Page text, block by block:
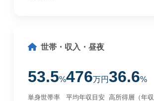
世帯・収入・昼夜
53.5%
単身世帯率
476万円
平均年収目安
36.6%
高所得層（年